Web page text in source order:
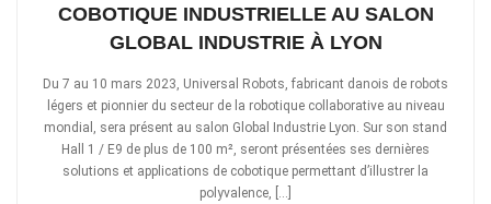
COBOTIQUE INDUSTRIELLE AU SALON
GLOBAL INDUSTRIE À LYON
Du 7 au 10 mars 2023, Universal Robots, fabricant danois de robots
légers et pionnier du secteur de la robotique collaborative au niveau
mondial, sera présent au salon Global Industrie Lyon. Sur son stand
Hall 1 / E9 de plus de 100 m², seront présentées ses dernières
solutions et applications de cobotique permettant d’illustrer la
polyvalence, […]